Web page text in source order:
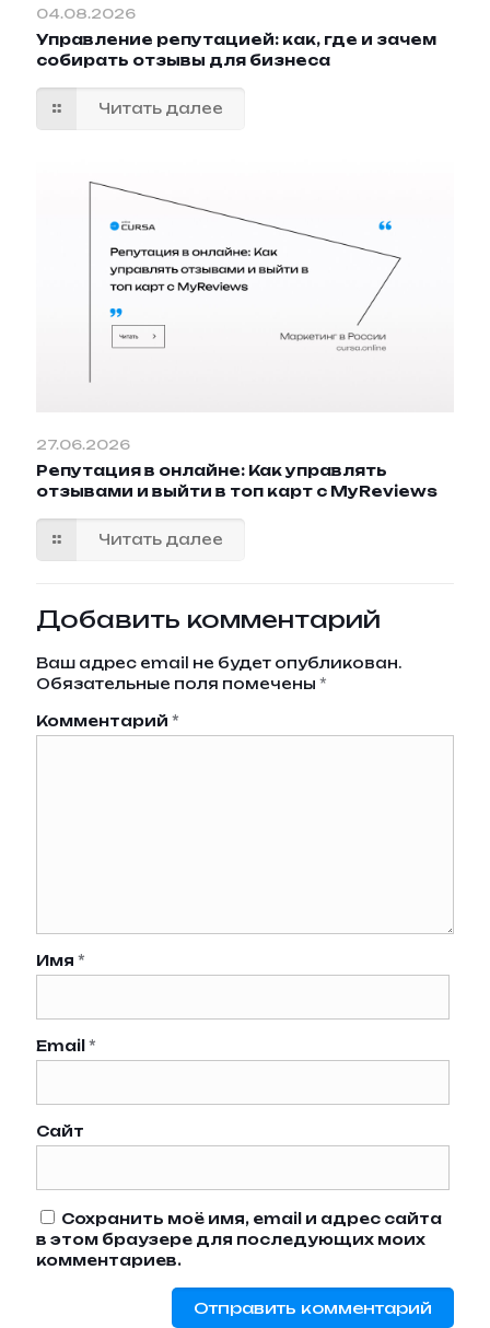
04.08.2026
Управление репутацией: как, где и зачем
собирать отзывы для бизнеса
Читать далее
27.06.2026
Репутация в онлайне: Как управлять
отзывами и выйти в топ карт с MyReviews
Читать далее
Добавить комментарий
Ваш адрес email не будет опубликован.
Обязательные поля помечены *
Комментарий *
Имя *
Email *
Сайт
Сохранить моё имя, email и адрес сайта
в этом браузере для последующих моих
комментариев.